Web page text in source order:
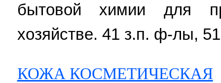
бытовой химии для
хозяйстве. 41 з.п. ф-лы,
КОЖА КОСМЕТИЧЕСКАЯ